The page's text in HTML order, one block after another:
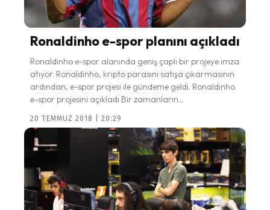
Ronaldinho e-spor planını açıkladı
Ronaldinho e-spor alanında geniş çaplı bir projeye imza
atıyor. Ronaldinho, kripto parasını satışa çıkarmasının
ardından, e-spor projesi ile gündeme geldi. Ronaldinho
e-spor projesini açıkladı Bir zamanların...
20 TEMMUZ 2018 | 20:29